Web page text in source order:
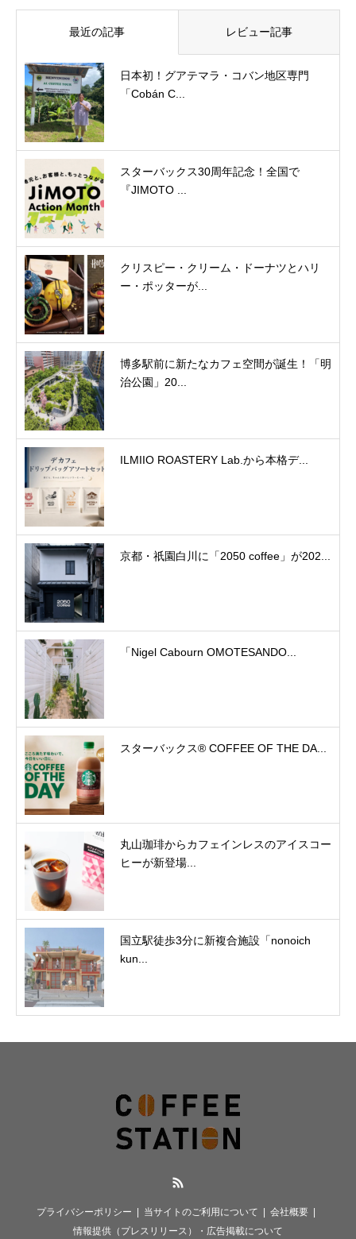
最近の記事 レビュー記事
日本初！グアテマラ・コバン地区専門
「Cobán C...
スターバックス30周年記念！全国で
『JIMOTO ...
クリスピー・クリーム・ドーナツとハリ
ー・ポッターが...
博多駅前に新たなカフェ空間が誕生！「明
治公園」20...
ILMIIO ROASTERY Lab.から本格デ...
京都・祇園白川に「2050 coffee」が202...
「Nigel Cabourn OMOTESANDO...
スターバックス® COFFEE OF THE DA...
丸山珈琲からカフェインレスのアイスコー
ヒーが新登場...
国立駅徒歩3分に新複合施設「nonoich
kun...
プライバシーポリシー 当サイトのご利用について
会社概要
情報提供（プレスリリース）・広告掲載について